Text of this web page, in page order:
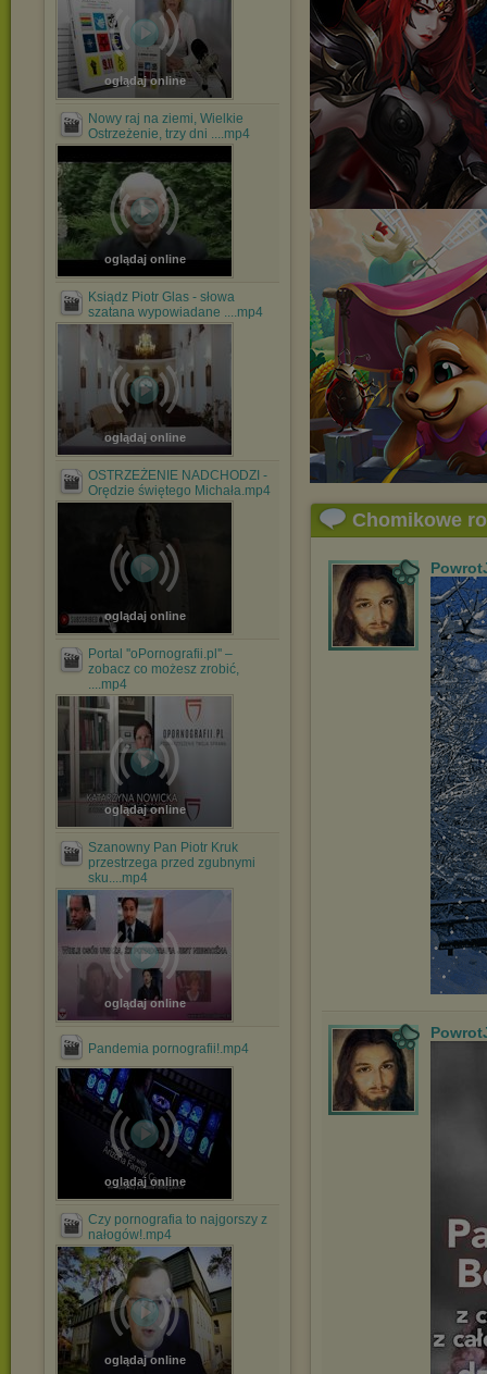
oglądaj online
Nowy raj na ziemi, Wielkie
Ostrzeżenie, trzy dni ....mp4
oglądaj online
Ksiądz Piotr Glas - słowa
szatana wypowiadane ....mp4
oglądaj online
OSTRZEŻENIE NADCHODZI -
Orędzie świętego Michała.mp4
oglądaj online
Portal ''oPornografii.pl'' –
zobacz co możesz zrobić,
....mp4
oglądaj online
Szanowny Pan Piotr Kruk
przestrzega przed zgubnymi
sku....mp4
oglądaj online
Pandemia pornografii!.mp4
oglądaj online
Czy pornografia to najgorszy z
nałogów!.mp4
oglądaj online
Chomikowe